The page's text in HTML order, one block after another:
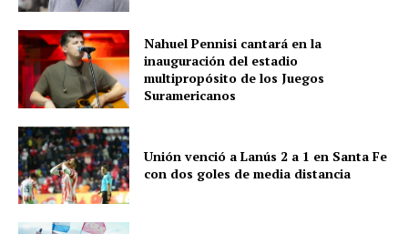
Nahuel Pennisi cantará en la
inauguración del estadio
multipropósito de los Juegos
Suramericanos
Unión venció a Lanús 2 a 1 en Santa Fe
con dos goles de media distancia